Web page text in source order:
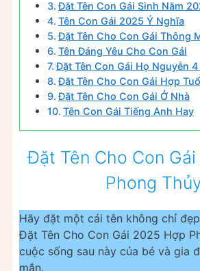
Đặt Tên Con Gái Sinh Năm
Tên Con Gái 2025 Ý Nghĩa
Đặt Tên Cho Con Gái Thông
Tên Đáng Yêu Cho Con Gái
Đặt Tên Con Gái Họ Nguyễn
Đặt Tên Cho Con Gái Hợp
Đặt Tên Cho Con Gái Ở Nhà
Tên Con Gái Tiếng Anh Hay
Đặt Tên Cho Con
Phong
Hãy đặt một cái tên không chỉ
Đặt Tên Cho Con Gái 2025 Hợp
cuộc sống sau này của bé và gia
mắn.